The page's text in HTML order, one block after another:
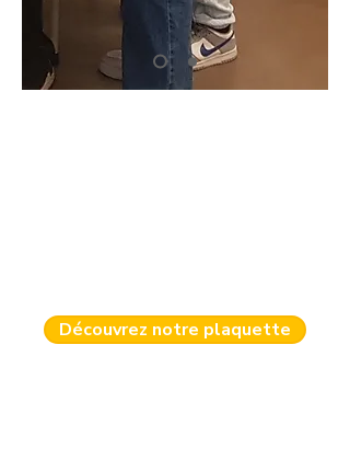
Découvrez notre plaquette